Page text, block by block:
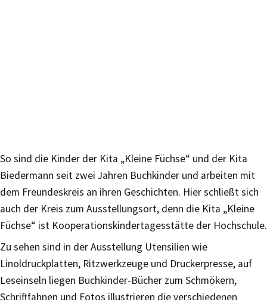
So sind die Kinder der Kita „Kleine Füchse“ und der Kita
Biedermann seit zwei Jahren Buchkinder und arbeiten mit
dem Freundeskreis an ihren Geschichten. Hier schließt sich
auch der Kreis zum Ausstellungsort, denn die Kita „Kleine
Füchse“ ist Kooperationskindertagesstätte der Hochschule.
Zu sehen sind in der Ausstellung Utensilien wie
Linoldruckplatten, Ritzwerkzeuge und Druckerpresse, auf
Leseinseln liegen Buchkinder-Bücher zum Schmökern,
Schriftfahnen und Fotos illustrieren die verschiedenen